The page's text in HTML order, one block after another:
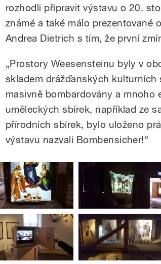
pause
rozhodli připravit výstavu o 20.
známé a také málo prezentované
Andrea Dietrich s tím, že první
„Prostory Weesensteinu byly v
skladem drážďanských
masivně bombardovány a
uměleckých sbírek, například ze
přírodních sbírek, bylo uloženo
výstavu nazvali Bombensicher!“